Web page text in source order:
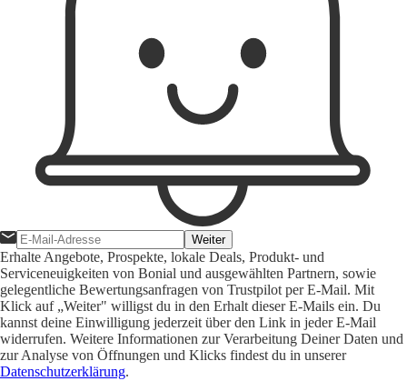
Weiter
Erhalte Angebote, Prospekte, lokale Deals, Produkt- und
Serviceneuigkeiten von Bonial und ausgewählten Partnern, sowie
gelegentliche Bewertungsanfragen von Trustpilot per E-Mail. Mit
Klick auf „Weiter" willigst du in den Erhalt dieser E-Mails ein. Du
kannst deine Einwilligung jederzeit über den Link in jeder E-Mail
widerrufen. Weitere Informationen zur Verarbeitung Deiner Daten und
zur Analyse von Öffnungen und Klicks findest du in unserer
Datenschutzerklärung.